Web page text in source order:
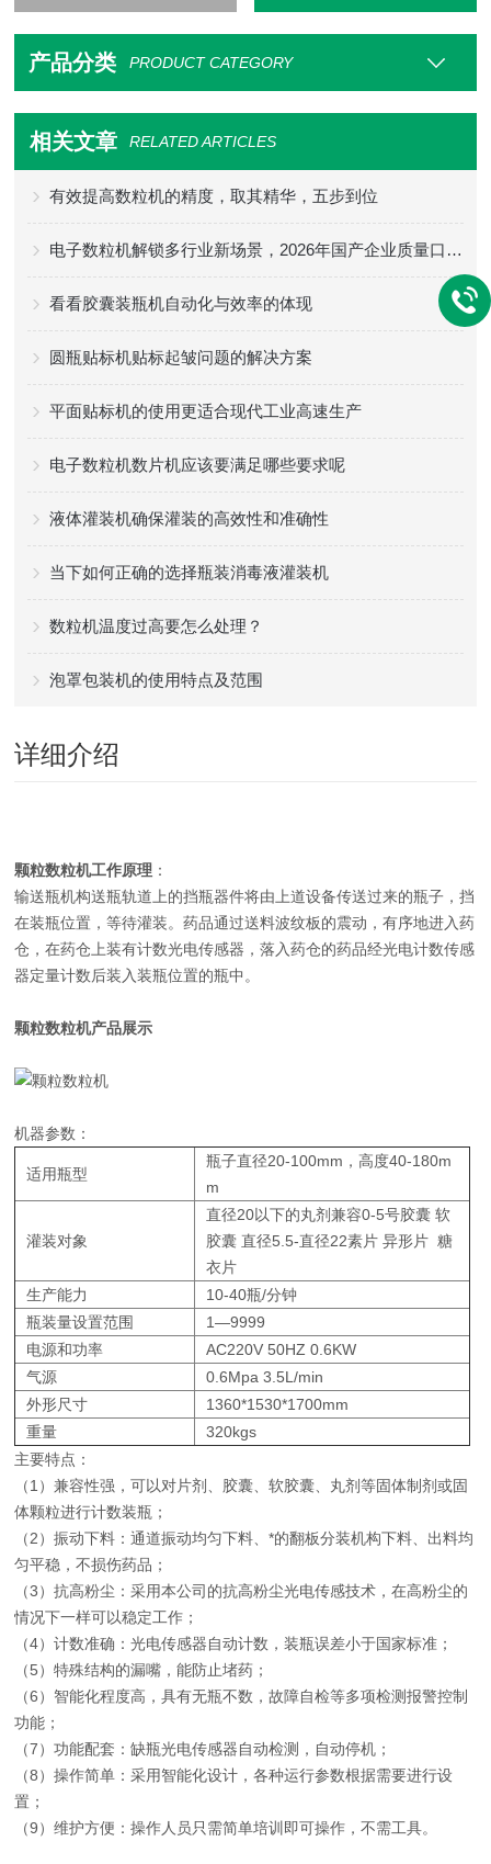
产品分类 PRODUCT CATEGORY
相关文章 RELATED ARTICLES
有效提高数粒机的精度，取其精华，五步到位
电子数粒机解锁多行业新场景，2026年国产企业质量口碑如何选？
看看胶囊装瓶机自动化与效率的体现
圆瓶贴标机贴标起皱问题的解决方案
平面贴标机的使用更适合现代工业高速生产
电子数粒机数片机应该要满足哪些要求呢
液体灌装机确保灌装的高效性和准确性
当下如何正确的选择瓶装消毒液灌装机
数粒机温度过高要怎么处理？
泡罩包装机的使用特点及范围
详细介绍
颗粒数粒机工作原理 ：
输送瓶机构送瓶轨道上的挡瓶器件将由上道设备传送过来的瓶子，挡
在装瓶位置，等待灌装。药品通过送料波纹板的震动，有序地进入药
仓，在药仓上装有计数光电传感器，落入药仓的药品经光电计数传感
器定量计数后装入装瓶位置的瓶中。
颗粒数粒机产品展示
机器参数：
适用瓶型
瓶子直径20-100mm，高度40-180m
m
灌装对象
直径20以下的丸剂兼容0-5号胶囊 软
胶囊 直径5.5-直径22素片 异形片 糖
衣片
生产能力
10-40瓶/分钟
瓶装量设置范围
1—9999
电源和功率
AC220V 50HZ 0.6KW
气源
0.6Mpa 3.5L/min
外形尺寸
1360*1530*1700mm
重量
320kgs
主要特点：
（1）兼容性强，可以对片剂、胶囊、软胶囊、丸剂等固体制剂或固
体颗粒进行计数装瓶；
（2）振动下料：通道振动均匀下料、*的翻板分装机构下料、出料均
匀平稳，不损伤药品；
（3）抗高粉尘：采用本公司的抗高粉尘光电传感技术，在高粉尘的
情况下一样可以稳定工作；
（4）计数准确：光电传感器自动计数，装瓶误差小于国家标准；
（5）特殊结构的漏嘴，能防止堵药；
（6）智能化程度高，具有无瓶不数，故障自检等多项检测报警控制
功能；
（7）功能配套：缺瓶光电传感器自动检测，自动停机；
（8）操作简单：采用智能化设计，各种运行参数根据需要进行设
置；
（9）维护方便：操作人员只需简单培训即可操作，不需工具。